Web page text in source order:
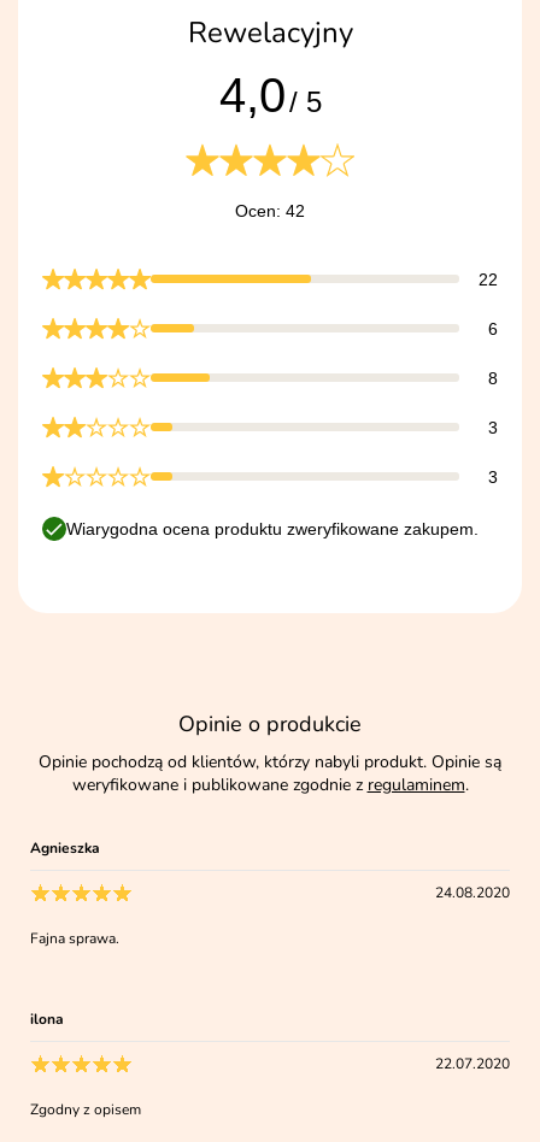
Rewelacyjny
4,0/ 5
Ocen: 42
22
6
8
3
3
Wiarygodna ocena produktu zweryfikowane zakupem.
Opinie o produkcie
Opinie pochodzą od klientów, którzy nabyli produkt. Opinie są
weryfikowane i publikowane zgodnie z regulaminem.
Agnieszka
24.08.2020
Fajna sprawa.
ilona
22.07.2020
Zgodny z opisem